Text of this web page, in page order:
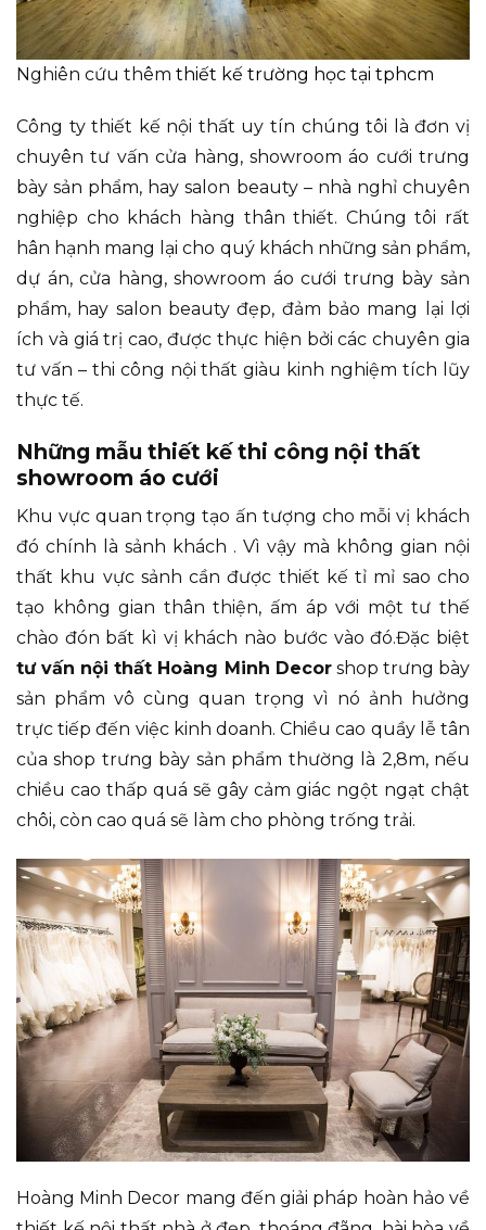
Nghiên cứu thêm thiết kế trường học tại tphcm
Công ty thiết kế nội thất uy tín chúng tôi là đơn vị
chuyên tư vấn cửa hàng, showroom áo cưới trưng
bày sản phẩm, hay salon beauty – nhà nghỉ chuyên
nghiệp cho khách hàng thân thiết. Chúng tôi rất
hân hạnh mang lại cho quý khách những sản phẩm,
dự án, cửa hàng, showroom áo cưới trưng bày sản
phẩm, hay salon beauty đẹp, đảm bảo mang lại lợi
ích và giá trị cao, được thực hiện bởi các chuyên gia
tư vấn – thi công nội thất giàu kinh nghiệm tích lũy
thực tế.
Những mẫu thiết kế thi công nội thất
showroom áo cưới
Khu vực quan trọng tạo ấn tượng cho mỗi vị khách
đó chính là sảnh khách . Vì vậy mà không gian nội
thất khu vực sảnh cần được thiết kế tỉ mỉ sao cho
tạo không gian thân thiện, ấm áp với một tư thế
chào đón bất kì vị khách nào bước vào đó.Đặc biệt
tư vấn nội thất Hoàng Minh Decorshop trưng bày
sản phẩm vô cùng quan trọng vì nó ảnh hưởng
trực tiếp đến việc kinh doanh. Chiều cao quầy lễ tân
của shop trưng bày sản phẩm thường là 2,8m, nếu
chiều cao thấp quá sẽ gây cảm giác ngột ngạt chật
chôi, còn cao quá sẽ làm cho phòng trống trải.
Hoàng Minh Decor mang đến giải pháp hoàn hảo về